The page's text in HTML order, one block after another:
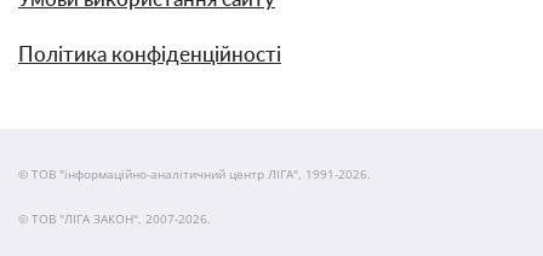
Політика конфіденційності
© ТОВ "інформаційно-аналітичний центр ЛІГА", 1991-2026.
© ТОВ "ЛІГА ЗАКОН", 2007-2026.